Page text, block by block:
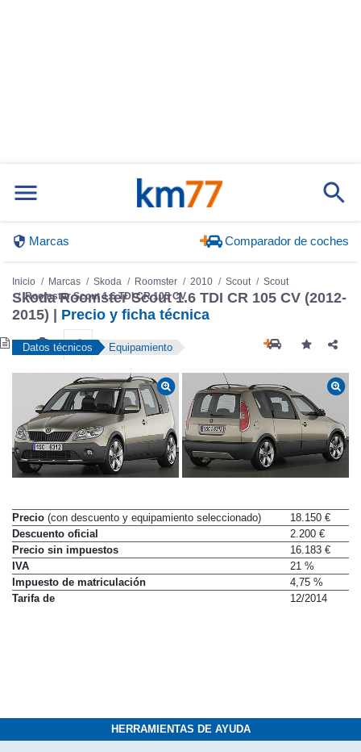
Marcas Comparador de coches
Inicio Marcas Skoda Roomster 2010 Scout
Scout
Roomster Scout 1.6 TDI CR 105 CV
Skoda Roomster Scout 1.6 TDI CR 105 CV (2012-
2015) | Precio y ficha técnica
Datos técnicos Equipamiento
Precio (con descuento y equipamiento seleccionado)
18.150 €
Descuento oficial
2.200 €
Precio sin impuestos
16.183 €
IVA
21 %
Impuesto de matriculación
4,75 %
Tarifa de
12/2014
HERRAMIENTAS DE AYUDA